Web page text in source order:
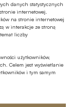
danych statystycznych
internetowej.
na stronie internetowej
w interakcje ze stroną
liczby
użytkowników,
Celem jest wyświetlanie
i tym samym
w
SAFE i
bezrobocia w